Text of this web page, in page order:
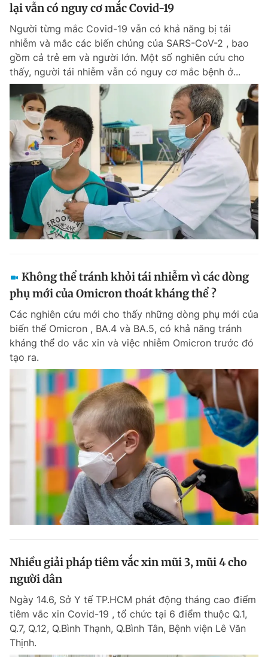
lại vẫn có nguy cơ mắc Covid-19
Người từng mắc Covid-19 vẫn có khả năng bị tái
nhiễm và mắc các biến chủng của SARS-CoV-2 , bao
gồm cả trẻ em và người lớn. Một số nghiên cứu cho
thấy, người tái nhiễm vẫn có nguy cơ mắc bệnh ở...
Không thể tránh khỏi tái nhiễm vì các dòng
phụ mới của Omicron thoát kháng thể ?
Các nghiên cứu mới cho thấy những dòng phụ mới của
biến thể Omicron , BA.4 và BA.5, có khả năng tránh
kháng thể do vắc xin và việc nhiễm Omicron trước đó
tạo ra.
Nhiều giải pháp tiêm vắc xin mũi 3, mũi 4 cho
người dân
Ngày 14.6, Sở Y tế TP.HCM phát động tháng cao điểm
tiêm vắc xin Covid-19 , tổ chức tại 6 điểm thuộc Q.1,
Q.7, Q.12, Q.Bình Thạnh, Q.Bình Tân, Bệnh viện Lê Văn
Thịnh.